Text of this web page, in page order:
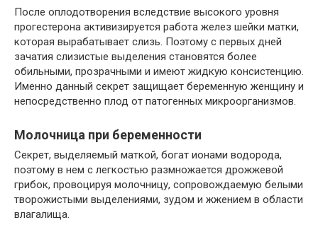
После оплодотворения вследствие высокого уровня
прогестерона активизируется работа желез шейки матки,
которая вырабатывает слизь. Поэтому с первых дней
зачатия слизистые выделения становятся более
обильными, прозрачными и имеют жидкую консистенцию.
Именно данный секрет защищает беременную женщину и
непосредственно плод от патогенных микроорганизмов.
Молочница при беременности
Секрет, выделяемый маткой, богат ионами водорода,
поэтому в нем с легкостью размножается дрожжевой
грибок, провоцируя молочницу, сопровождаемую белыми
творожистыми выделениями, зудом и жжением в области
влагалища.